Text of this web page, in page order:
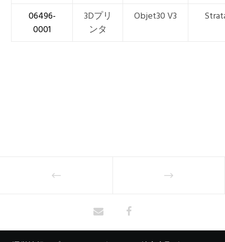
06496-
0001
3Dプリ
ンタ
Objet30 V3